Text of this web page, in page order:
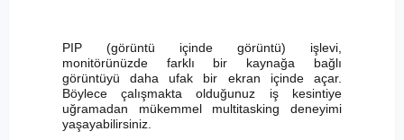
PIP (görüntü içinde görüntü) işlevi,
monitörünüzde farklı bir kaynağa bağlı
görüntüyü daha ufak bir ekran içinde açar.
Böylece çalışmakta olduğunuz iş kesintiye
uğramadan mükemmel multitasking deneyimi
yaşayabilirsiniz.